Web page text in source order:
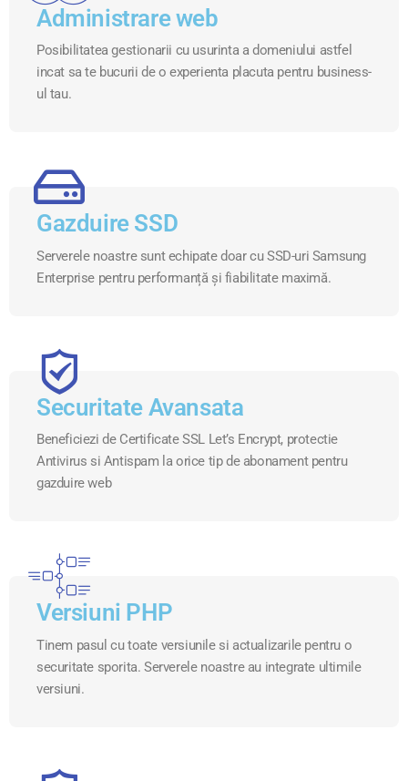
Administrare web
Posibilitatea gestionarii cu usurinta a domeniului astfel
incat sa te bucurii de o experienta placuta pentru business-
ul tau.
Gazduire SSD
Serverele noastre sunt echipate doar cu SSD-uri Samsung
Enterprise pentru performanță și fiabilitate maximă.
Securitate Avansata
Beneficiezi de Certificate SSL Let’s Encrypt, protectie
Antivirus si Antispam la orice tip de abonament pentru
gazduire web
Versiuni PHP
Tinem pasul cu toate versiunile si actualizarile pentru o
securitate sporita. Serverele noastre au integrate ultimile
versiuni.